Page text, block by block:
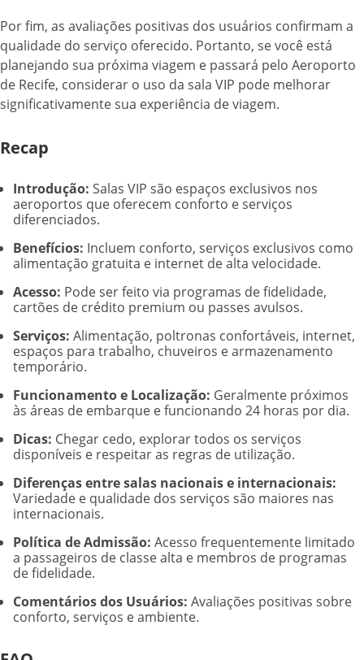
Por fim, as avaliações positivas dos usuários confirmam a
qualidade do serviço oferecido. Portanto, se você está
planejando sua próxima viagem e passará pelo Aeroporto
de Recife, considerar o uso da sala VIP pode melhorar
significativamente sua experiência de viagem.
Recap
Introdução: Salas VIP são espaços exclusivos nos
aeroportos que oferecem conforto e serviços
diferenciados.
Benefícios: Incluem conforto, serviços exclusivos como
alimentação gratuita e internet de alta velocidade.
Acesso: Pode ser feito via programas de fidelidade,
cartões de crédito premium ou passes avulsos.
Serviços: Alimentação, poltronas confortáveis, internet,
espaços para trabalho, chuveiros e armazenamento
temporário.
Funcionamento e Localização: Geralmente próximos
às áreas de embarque e funcionando 24 horas por dia.
Dicas: Chegar cedo, explorar todos os serviços
disponíveis e respeitar as regras de utilização.
Diferenças entre salas nacionais e internacionais:
Variedade e qualidade dos serviços são maiores nas
internacionais.
Política de Admissão: Acesso frequentemente limitado
a passageiros de classe alta e membros de programas
de fidelidade.
Comentários dos Usuários: Avaliações positivas sobre
conforto, serviços e ambiente.